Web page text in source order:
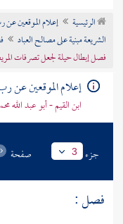
تراجم الأعلام
الرئيسية إعلام الموقعين عن
الشريعة مبنية على مصالح العباد
فصل إبطال حيلة لجعل تصرفات
إعلام الموقعين عن
ابن القيم - أبو عبد الله
جزء 3 صفحة
فصل :